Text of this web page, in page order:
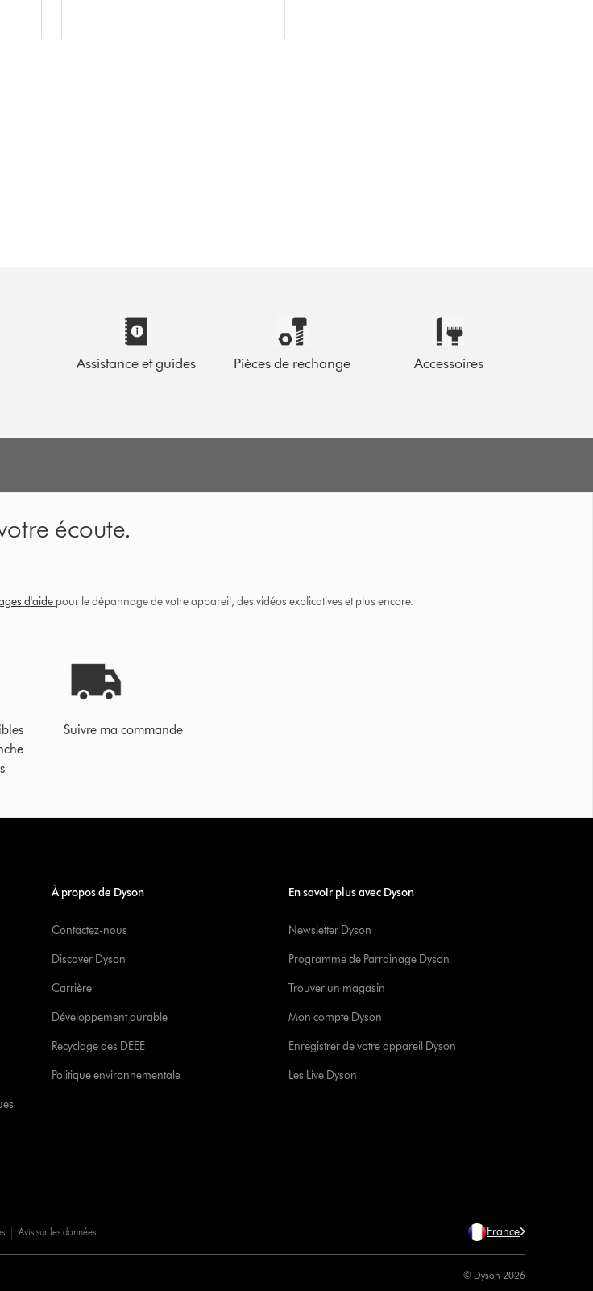
Assistance et guides Pièces de rechange Accessoires
écoute.
d'aide pour le dépannage de votre appareil, des vidéos explicatives et plus encore.
Suivre ma commande
À propos de Dyson
Contactez-nous
Discover Dyson
Carrière
Développement durable
Recyclage des DEEE
Politique environnementale
En savoir plus avec Dyson
Newsletter Dyson
Programme de Parrainage Dyson
Trouver un magasin
Mon compte Dyson
Enregistrer de votre appareil Dyson
Les Live Dyson
Avis sur les données France
© Dyson 2026